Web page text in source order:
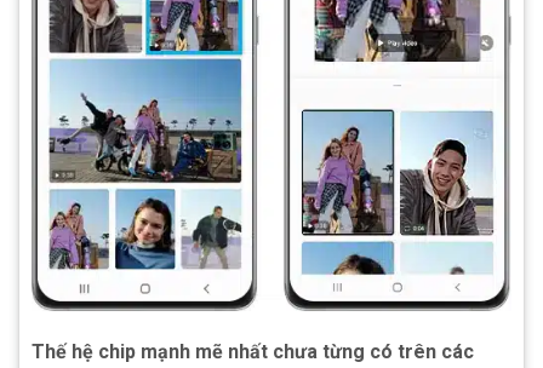
Thế hệ chip mạnh mẽ nhất chưa từng có trên các